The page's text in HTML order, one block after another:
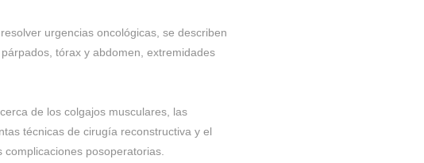
urgencias oncológicas, se describen
tórax y abdomen, extremidades
de los colgajos musculares, las
técnicas de cirugía reconstructiva y el
posoperatorias.